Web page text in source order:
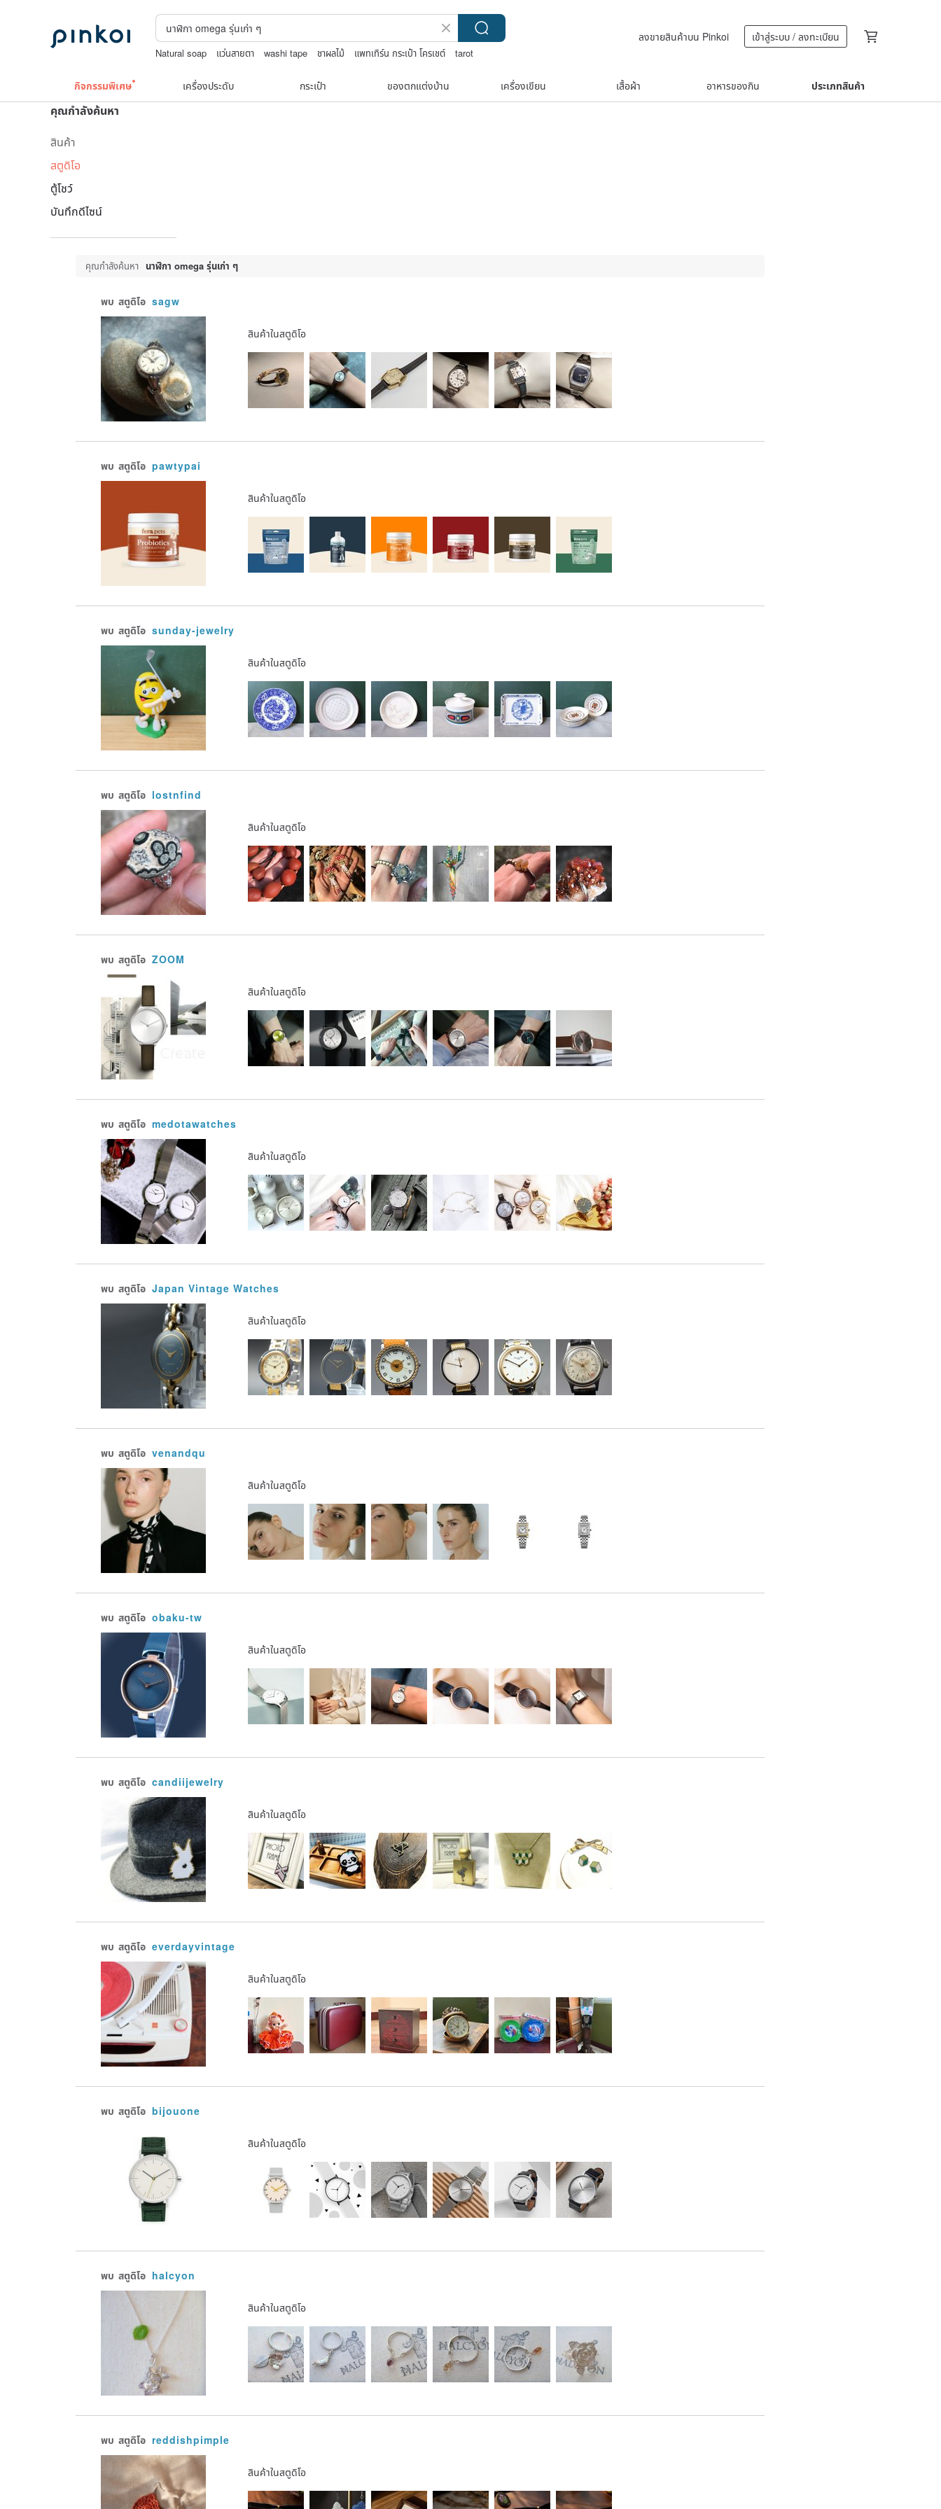
Natural soap แว่นสายตา washi tape ชาผลไม้ แพทเทิร์น กระเป๋า โครเชต์
tarot
ลงขายสินค้าบน Pinkoi เข้าสู่ระบบ / ลงทะเบียน
กิจกรรมพิเศษ เครื่องประดับ กระเป๋า ของตกแต่งบ้าน เครื่องเขียน เสื้อผ้า อาหารของกิน ประเภทสินค้า
คุณกำลังค้นหา
สินค้า
สตูดิโอ
ตู้โชว์
บันทึกดีไซน์
คุณกำลังค้นหา นาฬิกา omega รุ่นเก่า ๆ
พบ สตูดิโอ sagw
สินค้าในสตูดิโอ
พบ สตูดิโอ pawtypai
สินค้าในสตูดิโอ
พบ สตูดิโอ sunday-jewelry
สินค้าในสตูดิโอ
พบ สตูดิโอ lostnfind
สินค้าในสตูดิโอ
พบ สตูดิโอ ZOOM
สินค้าในสตูดิโอ
พบ สตูดิโอ medotawatches
สินค้าในสตูดิโอ
พบ สตูดิโอ Japan Vintage Watches
สินค้าในสตูดิโอ
พบ สตูดิโอ venandqu
สินค้าในสตูดิโอ
พบ สตูดิโอ obaku-tw
สินค้าในสตูดิโอ
พบ สตูดิโอ candiijewelry
สินค้าในสตูดิโอ
พบ สตูดิโอ everdayvintage
สินค้าในสตูดิโอ
พบ สตูดิโอ bijouone
สินค้าในสตูดิโอ
พบ สตูดิโอ halcyon
สินค้าในสตูดิโอ
พบ สตูดิโอ reddishpimple
สินค้าในสตูดิโอ